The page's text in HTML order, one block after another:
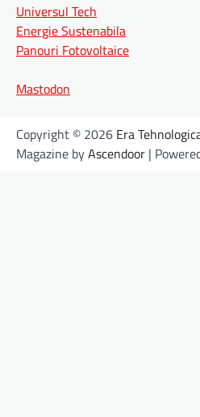
Universul Tech
Energie Sustenabila
Panouri Fotovoltaice
Mastodon
Copyright © 2026 Era
Magazine byAscendoor |